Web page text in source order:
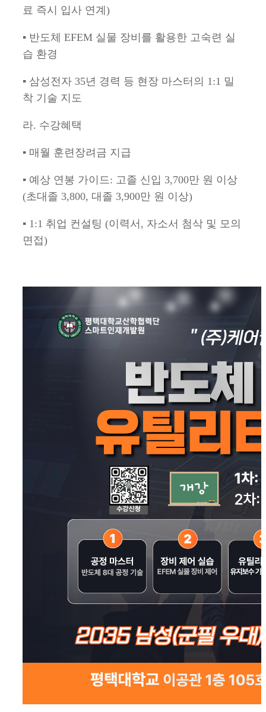
료 즉시 입사 연계)
▪ 반도체 EFEM 실물 장비를 활용한 고숙련 실
습 환경
▪ 삼성전자 35년 경력 등 현장 마스터의 1:1 밀
착 기술 지도
라. 수강혜택
▪ 매월 훈련장려금 지급
▪ 예상 연봉 가이드: 고졸 신입 3,700만 원 이상
(초대졸 3,800, 대졸 3,900만 원 이상)
▪ 1:1 취업 컨설팅 (이력서, 자소서 첨삭 및 모의
면접)